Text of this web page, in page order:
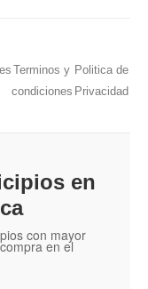
Terminos y
condiciones
Politica de
Privacidad
en
con mayor
en el